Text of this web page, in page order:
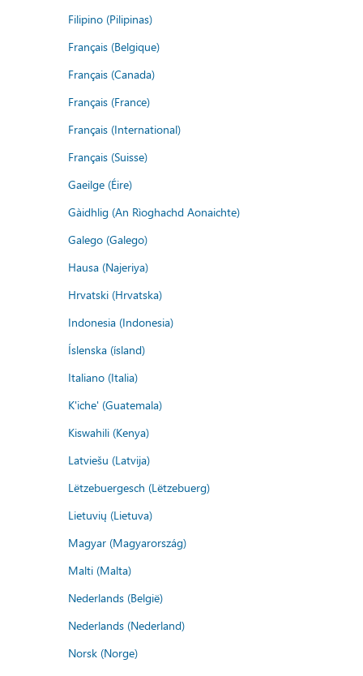
Filipino (Pilipinas)
Français (Belgique)
Français (Canada)
Français (France)
Français (International)
Français (Suisse)
Gaeilge (Éire)
Gàidhlig (An Rìoghachd Aonaichte)
Galego (Galego)
Hausa (Najeriya)
Hrvatski (Hrvatska)
Indonesia (Indonesia)
Íslenska (ísland)
Italiano (Italia)
K'iche' (Guatemala)
Kiswahili (Kenya)
Latviešu (Latvija)
Lëtzebuergesch (Lëtzebuerg)
Lietuvių (Lietuva)
Magyar (Magyarország)
Malti (Malta)
Nederlands (België)
Nederlands (Nederland)
Norsk (Norge)